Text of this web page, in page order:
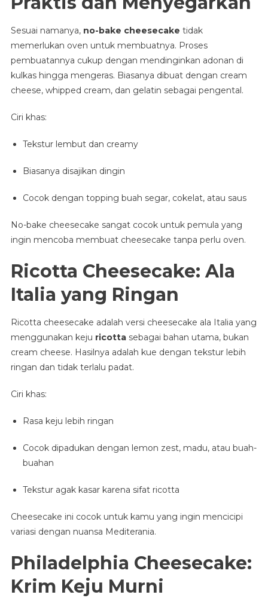
Sesuai namanya, no-bake cheesecake tidak
memerlukan oven untuk membuatnya. Proses
pembuatannya cukup dengan mendinginkan adonan di
kulkas hingga mengeras. Biasanya dibuat dengan cream
cheese, whipped cream, dan gelatin sebagai pengental.
Ciri khas:
Tekstur lembut dan creamy
Biasanya disajikan dingin
Cocok dengan topping buah segar, cokelat, atau saus
No-bake cheesecake sangat cocok untuk pemula yang
ingin mencoba membuat cheesecake tanpa perlu oven.
Ricotta Cheesecake: Ala
Italia yang Ringan
Ricotta cheesecake adalah versi cheesecake ala Italia yang
menggunakan keju ricottasebagai bahan utama, bukan
cream cheese. Hasilnya adalah kue dengan tekstur lebih
ringan dan tidak terlalu padat.
Ciri khas:
Rasa keju lebih ringan
Cocok dipadukan dengan lemon zest, madu, atau buah-
buahan
Tekstur agak kasar karena sifat ricotta
Cheesecake ini cocok untuk kamu yang ingin mencicipi
variasi dengan nuansa Mediterania.
Philadelphia Cheesecake:
Krim Keju Murni